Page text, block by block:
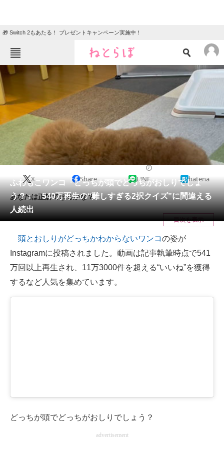
🎁 Switch 2もあたる！ プレゼントキャンペーン実施中！
ねとらぼメニュー
エンタメ クイズ
グルメ 地域
教育・育児
動物 リサーチ
会員記事
メディア
注目記事を集めた総合ページ
ITの今と未来を見通す
スマホと通信の最新トレンド
進化するPCとデバイスの未来
マーケ×ITの今がよく分かる
ITエンジニア向け専門サイト
ふわもこワンコ「どっちが頭でどっちがおしりでしょ
う？」 540万再生の“難しすぎる2択クイズ”に間違える
人続出
X Share LINE hatena
あなたは正解できるかな？
目次を表示
頭とおしりがどっちかわからないワンコの姿が
Instagramに投稿されました。動画は記事執筆時点で541
万回以上再生され、11万3000件を超える“いいね”を獲得
するなど人気を集めています。
どっちが頭でどっちがおしりでしょう？
advertisement